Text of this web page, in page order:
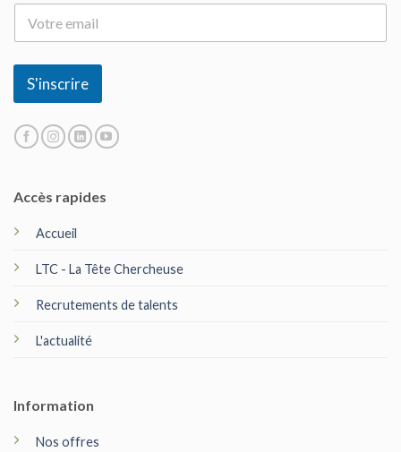
Accès rapides
Accueil
LTC - La Tête Chercheuse
Recrutements de talents
L'actualité
Information
Nos offres
m
a
S'inscrire